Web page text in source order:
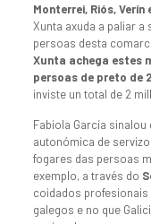
Monterrei, Riós, Verín
Xunta axuda a paliar a
persoas desta
Xunta achega estes
persoas de preto de
inviste un total de 2
Fabiola García
autonómica de
fogares das persoas
exemplo, a través do
coidados profesionais
galegos e no que